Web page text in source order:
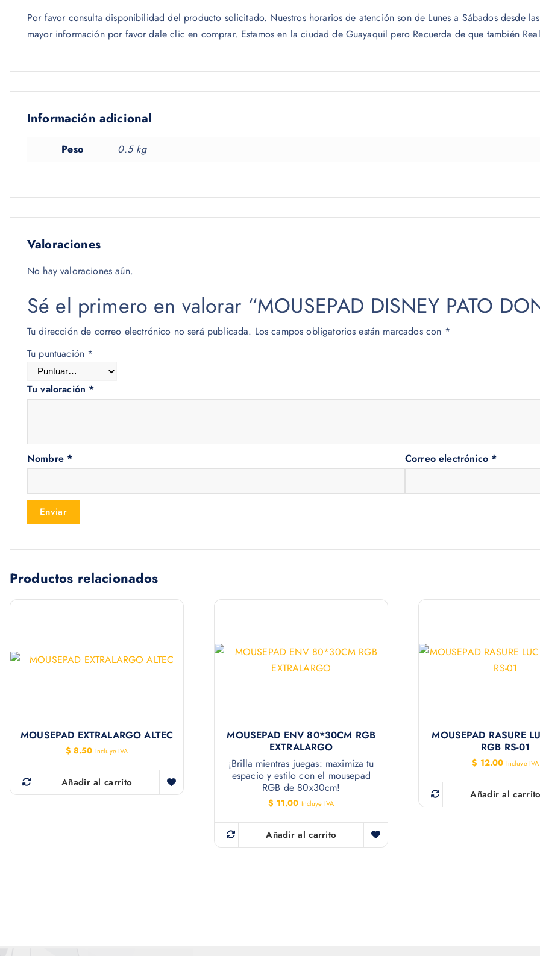
Por favor consulta disponibilidad del producto solicitado. Nuestros horarios de atención son de Lunes a Sábados desde
mayor información por favor dale clic en comprar. Estamos en la ciudad de Guayaquil pero Recuerda de que también
Información adicional
Peso 0.5 kg
Valoraciones
No hay valoraciones aún.
Sé el primero en valorar “MOUSEPAD DISNEY PATO
Tu dirección de correo electrónico no será publicada. Los campos obligatorios están marcados con *
Tu puntuación *
Tu valoración *
Nombre * Correo electrónico *
Productos relacionados
MOUSEPAD EXTRALARGO ALTEC
$ 8.50 Incluye IVA
Añadir al carrito
MOUSEPAD ENV 80*30CM RGB
EXTRALARGO
¡Brilla mientras juegas: maximiza tu
espacio y estilo con el mousepad
RGB de 80x30cm!
$ 11.00 Incluye IVA
Añadir al carrito
MOUSEPAD RASURE
RGB RS-01
$ 12.00 Incluye IVA
Añadir al carrito